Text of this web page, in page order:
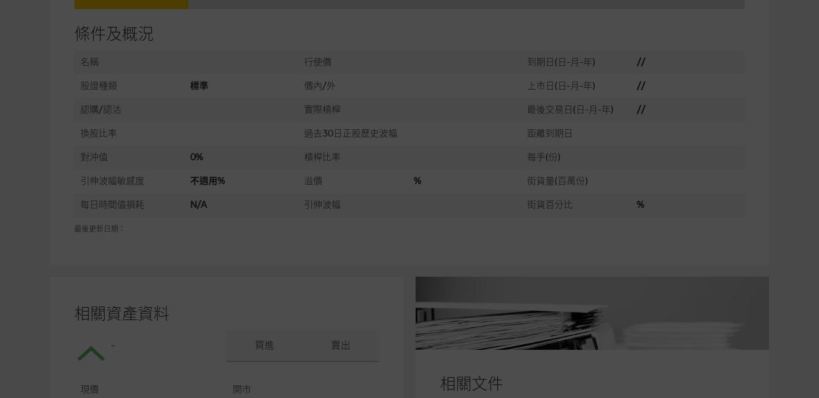
條件及概況
名稱
股證種類
標準
認購/認沽
換股比率
對沖值
0%
引伸波幅敏感度
不適用%
每日時間值損耗
N/A
行使價
價內/外
實際槓桿
過去30日正股歷史波幅
槓桿比率
溢價
%
引伸波幅
到期日(日-月-年)
//
上市日(日-月-年)
//
最後交易日(日-月-年)
//
距離到期日
每手(份)
街貨量(百萬份)
街貨百分比
%
最後更新日期：
相關資產資料
- 買進 賣出
現價 開市 相關文件